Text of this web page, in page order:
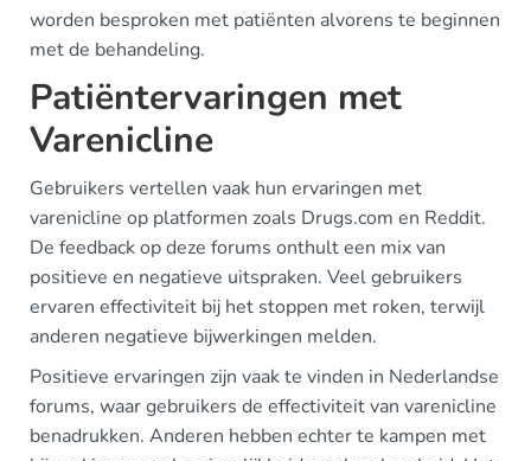
worden besproken met patiënten alvorens te beginnen
met de behandeling.
Patiëntervaringen met
Varenicline
Gebruikers vertellen vaak hun ervaringen met
varenicline op platformen zoals Drugs.com en Reddit.
De feedback op deze forums onthult een mix van
positieve en negatieve uitspraken. Veel gebruikers
ervaren effectiviteit bij het stoppen met roken, terwijl
anderen negatieve bijwerkingen melden.
Positieve ervaringen zijn vaak te vinden in Nederlandse
forums, waar gebruikers de effectiviteit van varenicline
benadrukken. Anderen hebben echter te kampen met